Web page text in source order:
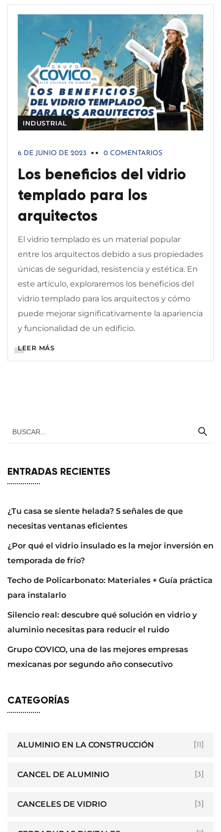
INDUSTRIAL
6 DE JUNIO DE 2023 0 COMENTARIOS
Los beneficios del vidrio
templado para los
arquitectos
El vidrio templado es un material popular
entre los arquitectos debido a sus propiedades
únicas de seguridad, resistencia y estética. En
este artículo, exploraremos los beneficios del
vidrio templado para los arquitectos y cómo
puede mejorar significativamente la apariencia
y funcionalidad de un edificio.
LEER MÁS
ENTRADAS RECIENTES
¿Tu casa se siente helada? 5 señales de que
necesitas ventanas eficientes
¿Por qué el vidrio insulado es la mejor inversión en
temporada de frío?
Techo de Policarbonato: Materiales + Guía práctica
para instalarlo
Silencio real: descubre qué solución en vidrio y
aluminio necesitas para reducir el ruido
Grupo COVICO, una de las mejores empresas
mexicanas por segundo año consecutivo
CATEGORÍAS
ALUMINIO EN LA CONSTRUCCIÓN [11]
CANCEL DE ALUMINIO [3]
CANCELES DE VIDRIO [3]